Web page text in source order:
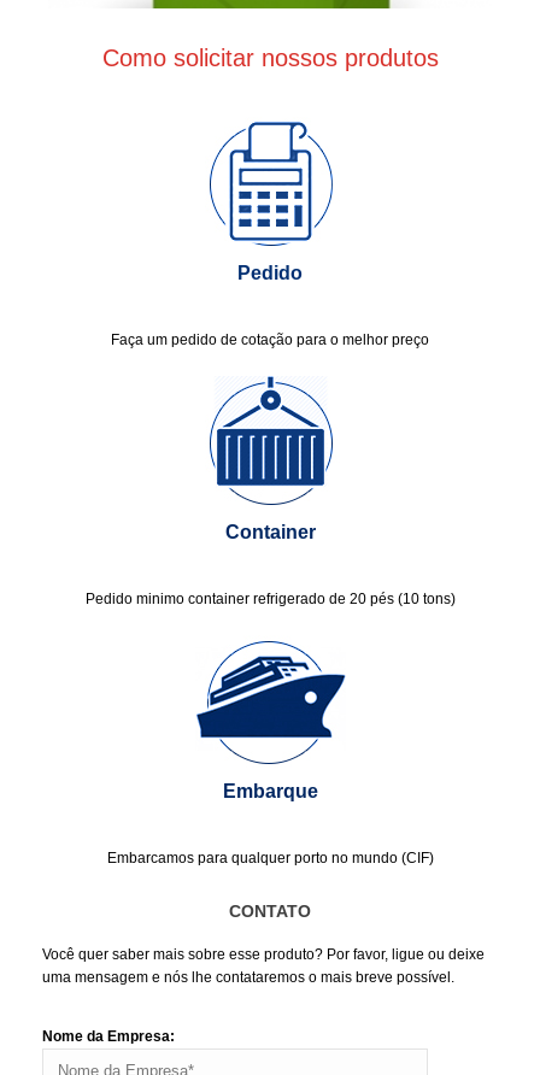
Como solicitar nossos produtos
Pedido
Faça um pedido de cotação para o melhor preço
Container
Pedido minimo container refrigerado de 20 pés (10 tons)
Embarque
Embarcamos para qualquer porto no mundo (CIF)
CONTATO
Você quer saber mais sobre esse produto? Por favor, ligue ou deixe
uma mensagem e nós lhe contataremos o mais breve possível.
Nome da Empresa: